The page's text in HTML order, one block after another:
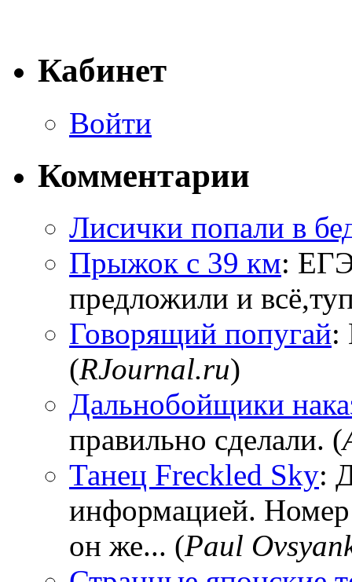
Кабинет
Войти
Комментарии
Лисички попали в
Прыжок с 39 км:
предложили и
Говорящий попугай:
(RJournal.ru)
Дальнобойщики
правильно сделали. (
Танец Freckled Sky:
информацией.
он же... (Paul